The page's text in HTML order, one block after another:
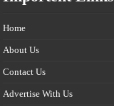
Home
About Us
Contact Us
Advertise With Us